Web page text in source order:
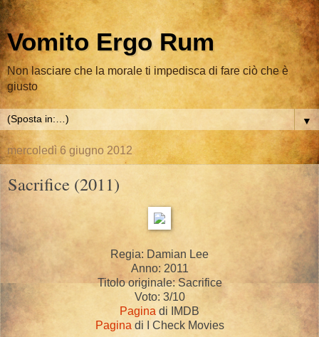
Vomito Ergo Rum
Non lasciare che la morale ti impedisca di fare ciò che è
giusto
▼
mercoledì 6 giugno 2012
Sacrifice (2011)
Regia: Damian Lee
Anno: 2011
Titolo originale: Sacrifice
Voto: 3/10
Paginadi IMDB
Pagina di I Check Movies